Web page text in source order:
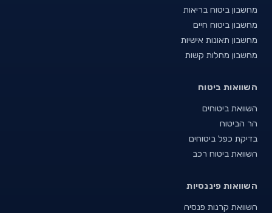
מחשבון ביטוח בריאות
מחשבון ביטוח חיים
מחשבון תאונות אישיות
מחשבון מחלות קשות
השוואות ביטוח
השוואת ביטוחים
הר הביטוח
בדיקת כפל ביטוחים
השוואת ביטוח רכב
השוואות פיננסיות
השוואת קרנות פנסיה